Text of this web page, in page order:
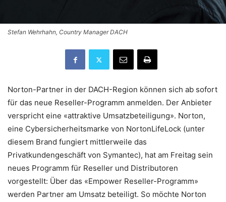
Stefan Wehrhahn, Country Manager DACH
Norton-Partner in der DACH-Region können sich ab sofort
für das neue Reseller-Programm anmelden. Der Anbieter
verspricht eine «attraktive Umsatzbeteiligung». Norton,
eine Cybersicherheitsmarke von NortonLifeLock (unter
diesem Brand fungiert mittlerweile das
Privatkundengeschäft von Symantec), hat am Freitag sein
neues Programm für Reseller und Distributoren
vorgestellt: Über das «Empower Reseller-Programm»
werden Partner am Umsatz beteiligt. So möchte Norton